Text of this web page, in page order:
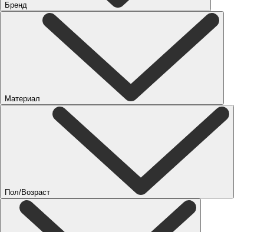
Бренд
Материал
Пол/Возраст